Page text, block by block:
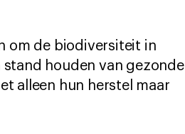
om de biodiversiteit in
houden van gezonde
alleen hun herstel maar